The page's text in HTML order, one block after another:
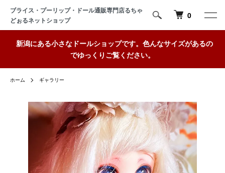
ブライス・プーリップ・ドール通販専門店るちゃ
どぉるネットショップ
0
新潟にある小さなドールショップです。色んなサイズがあるの
でゆっくりご覧ください。
ホーム ギャラリー